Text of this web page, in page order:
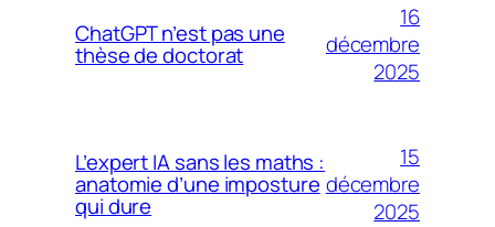
ChatGPT n’est pas une
thèse de doctorat
16
décembre
2025
L’expert IA sans les maths :
anatomie d’une imposture
qui dure
15
décembre
2025